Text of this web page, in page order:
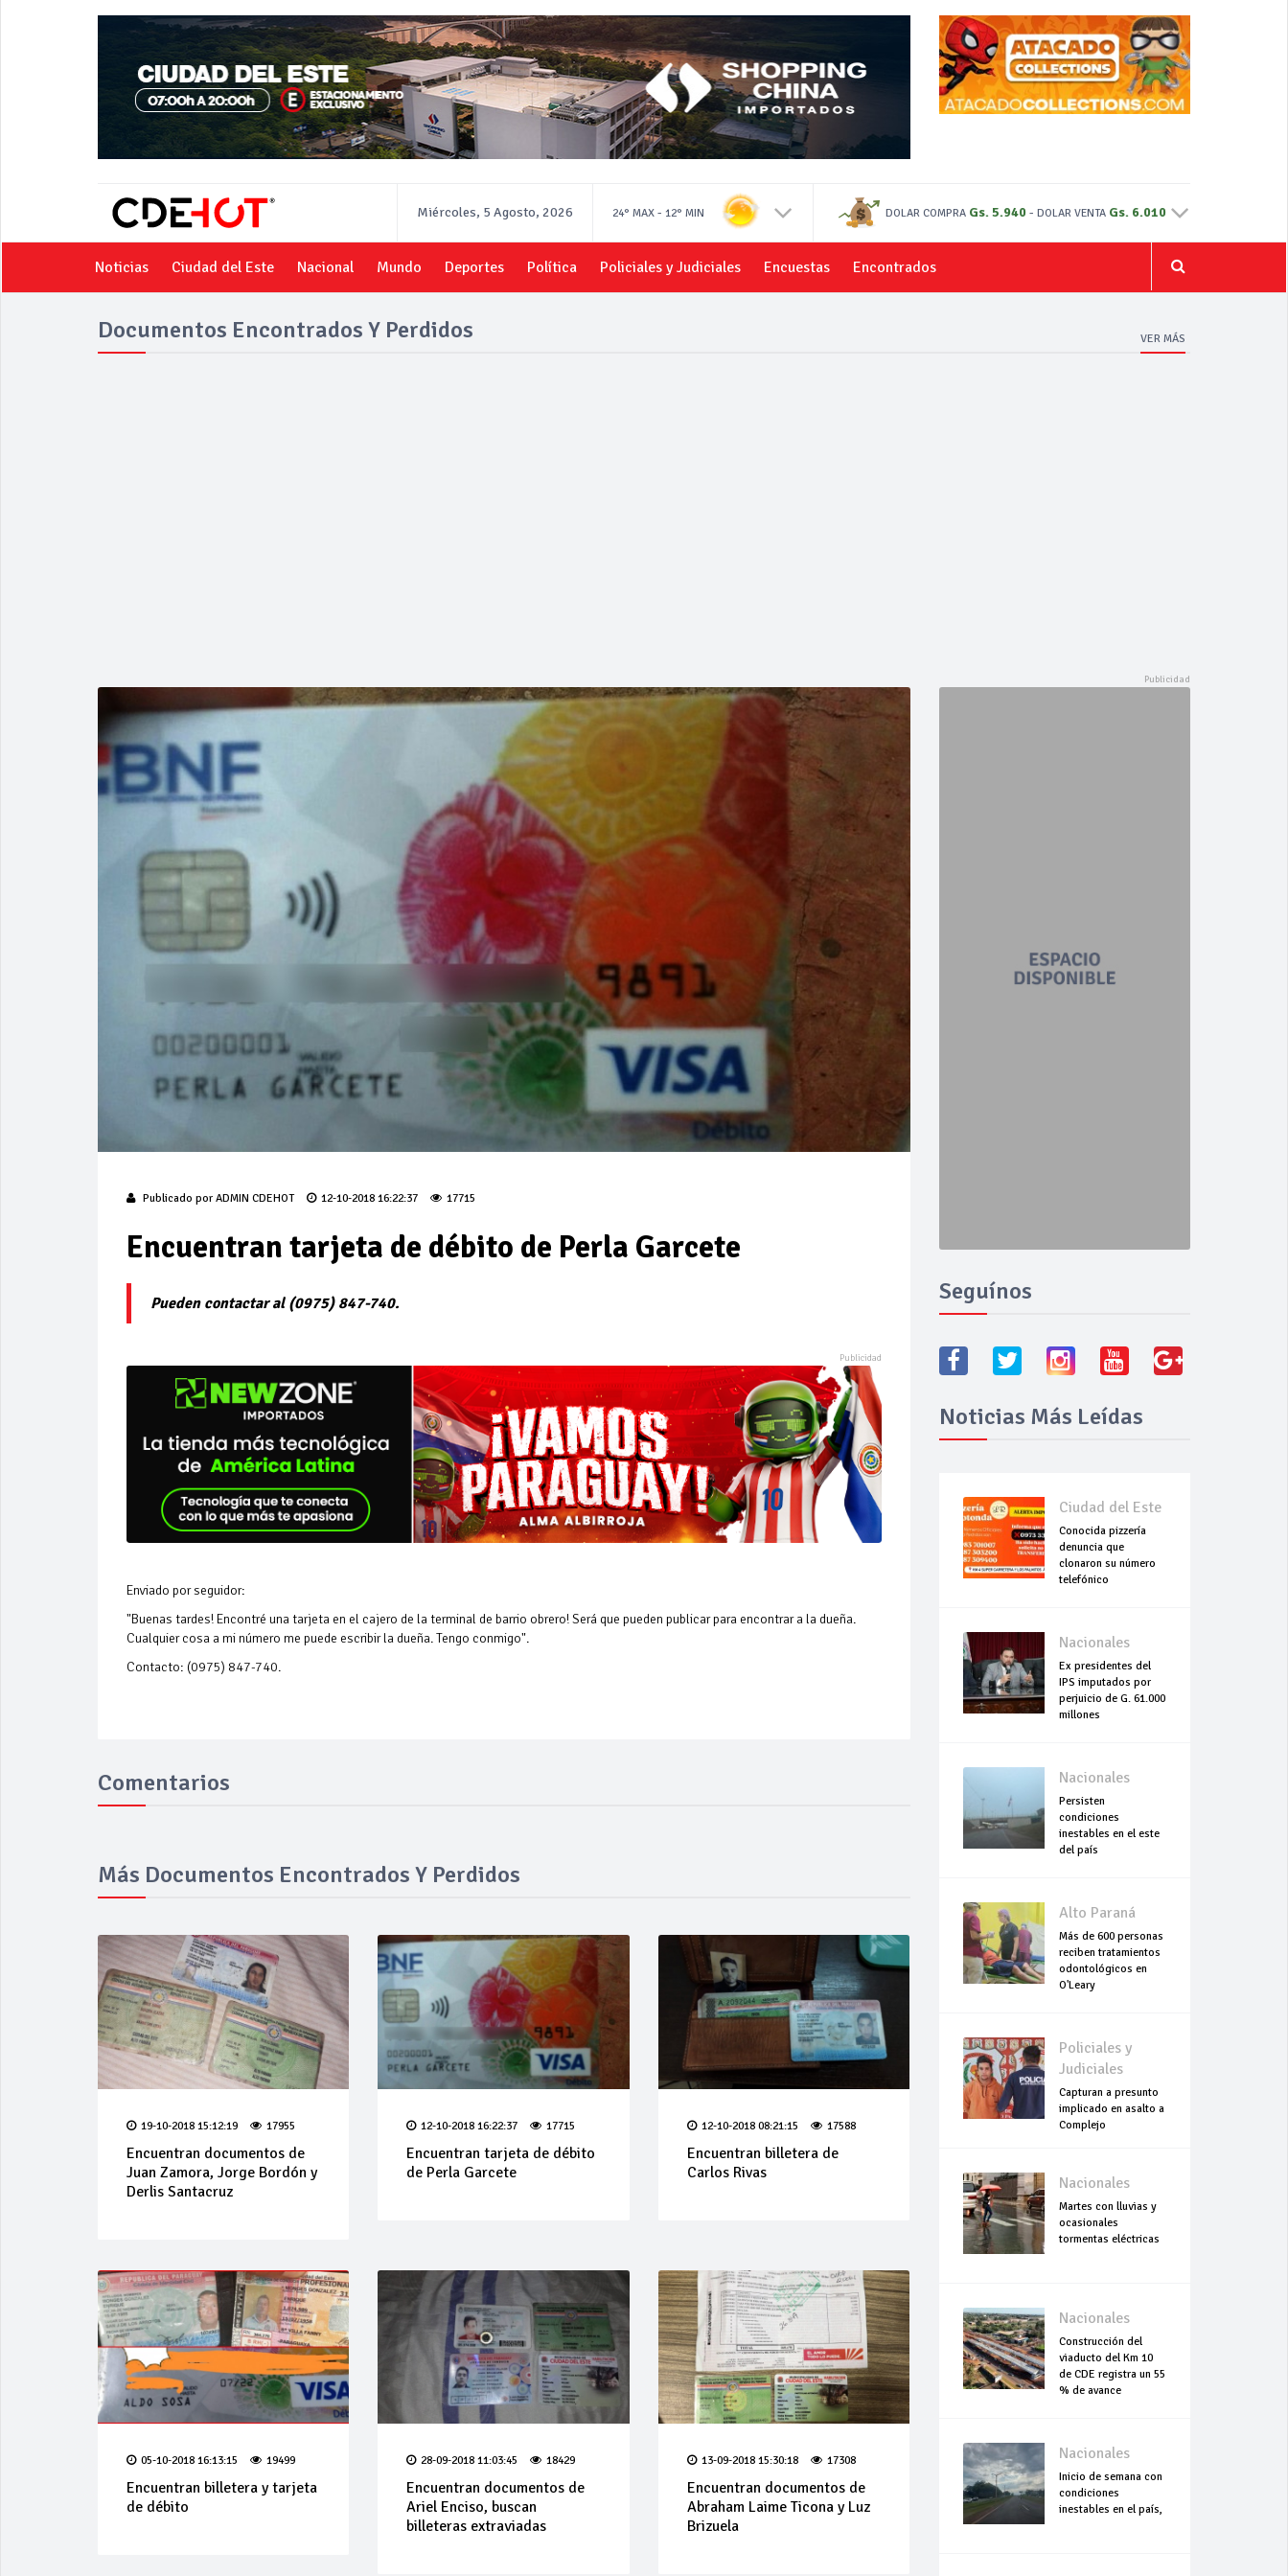
Miércoles, 5 Agosto, 2026 24° MAX - 12° MIN DOLAR COMPRA Gs. 5.940 - DOLAR VENTA Gs. 6.010
Noticias Ciudad del Este Nacional Mundo Deportes Política Policiales y Judiciales Encuestas Encontrados
Documentos Encontrados Y Perdidos VER MÁS
Publicado por ADMIN CDEHOT 12-10-2018 16:22:37 17715
Encuentran tarjeta de débito de Perla Garcete
Pueden contactar al (0975) 847-740.
Enviado por seguidor:
"Buenas tardes! Encontré una tarjeta en el cajero de la terminal de barrio obrero! Será que pueden publicar para encontrar a la dueña.
Cualquier cosa a mi número me puede escribir la dueña. Tengo conmigo".
Contacto: (0975) 847-740.
Comentarios
Más Documentos Encontrados Y Perdidos
19-10-2018 15:12:19 17955
Encuentran documentos de
Juan Zamora, Jorge Bordón y
Derlis Santacruz
12-10-2018 16:22:37 17715
Encuentran tarjeta de débito
de Perla Garcete
12-10-2018 08:21:15 17588
Encuentran billetera de
Carlos Rivas
05-10-2018 16:13:15 19499
Encuentran billetera y tarjeta
de débito
28-09-2018 11:03:45 18429
Encuentran documentos de
Ariel Enciso, buscan
billeteras extraviadas
13-09-2018 15:30:18 17308
Encuentran documentos de
Abraham Laime Ticona y Luz
Brizuela
Seguínos
Noticias Más Leídas
Ciudad del Este
Conocida pizzería
denuncia que
clonaron su número
telefónico
Nacionales
Ex presidentes del
IPS imputados por
perjuicio de G. 61.000
millones
Nacionales
Persisten
condiciones
inestables en el este
del país
Alto Paraná
Más de 600 personas
reciben tratamientos
odontológicos en
O'Leary
Policiales y
Judiciales
Capturan a presunto
implicado en asalto a
Complejo
Nacionales
Martes con lluvias y
ocasionales
tormentas eléctricas
Nacionales
Construcción del
viaducto del Km 10
de CDE registra un 55
% de avance
Nacionales
Inicio de semana con
condiciones
inestables en el país,